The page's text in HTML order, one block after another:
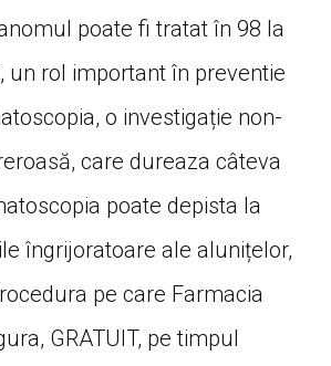
poate fi tratat în 98 la
un rol important în preventie
o investigație non-
care dureaza câteva
poate depista la
îngrijoratoare ale alunițelor,
pe care Farmacia
GRATUIT, pe timpul